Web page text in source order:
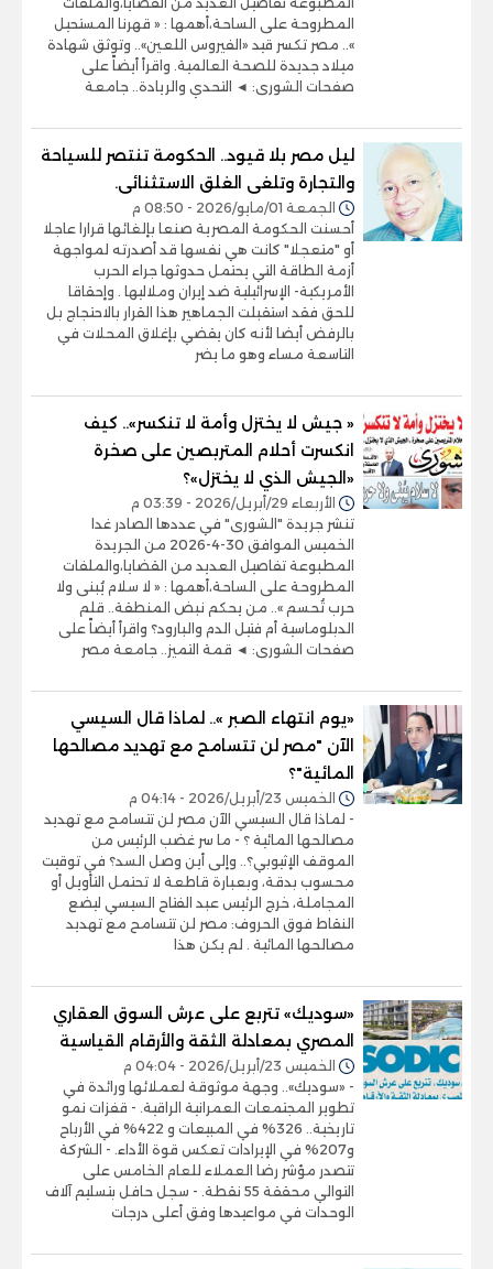
المطروحة على الساحة،أهمها : « قهرنا المستحيل
».. مصر تكسر قيد «الفيروس اللعين».. وتوثق شهادة
ميلاد جديدة للصحة العالمية. واقرأ أيضاً على
صفحات الشورى: ◄ التحدي والريادة.. جامعة
ليل مصر بلا قيود.. الحكومة تنتصر للسياحة
والتجارة وتلغى الغلق الاستثنائى.
الجمعة 01/مايو/2026 - 08:50 م
أحسنت الحكومة المصرية صنعا بإلغائها قرارا عاجلا
أو "متعجلا" كانت هي نفسها قد أصدرته لمواجهة
أزمة الطاقة التي يحتمل حدوثها جراء الحرب
الأمريكية- الإسرائيلية ضد إيران وملاليها . وإحقاقا
للحق فقد استقبلت الجماهير هذا القرار بالاحتجاج بل
بالرفض أيضا لأنه كان يقضي بإغلاق المحلات في
التاسعة مساء وهو ما يضر
« جيش لا يختزل وأمة لا تنكسر».. كيف
انكسرت أحلام المتربصين على صخرة
«الجيش الذي لا يختزل»؟
الأربعاء 29/أبريل/2026 - 03:39 م
تنشر جريدة "الشورى" في عددها الصادر غدا
الخميس الموافق 30-4-2026 من الجريدة
المطبوعة تفاصيل العديد من القضايا،والملفات
المطروحة على الساحة،أهمها : « لا سلام يُبنى ولا
حرب تُحسم ».. من يحكم نبض المنطقة.. قلم
الدبلوماسية أم فتيل الدم والبارود؟ واقرأ أيضاً على
صفحات الشورى: ◄ قمة التميز.. جامعة مصر
«يوم انتهاء الصبر ».. لماذا قال السيسي
الآن "مصر لن تتسامح مع تهديد مصالحها
المائية"؟
الخميس 23/أبريل/2026 - 04:14 م
- لماذا قال السيسي الآن مصر لن تتسامح مع تهديد
مصالحها المائية ؟ - ما سر غضب الرئيس من
الموقف الإثيوبي؟.. وإلى أين وصل السد؟ في توقيت
محسوب بدقة، وبعبارة قاطعة لا تحتمل التأويل أو
المجاملة، خرج الرئيس عبد الفتاح السيسي ليضع
النقاط فوق الحروف: مصر لن تتسامح مع تهديد
مصالحها المائية . لم يكن هذا
«سوديك» تتربع على عرش السوق العقاري
المصري بمعادلة الثقة والأرقام القياسية
الخميس 23/أبريل/2026 - 04:04 م
- «سوديك».. وجهة موثوقة لعملائها ورائدة في
تطوير المجتمعات العمرانية الراقية. - قفزات نمو
تاريخية.. 326% في المبيعات و 422% في الأرباح
و207% في الإيرادات تعكس قوة الأداء. - الشركة
تتصدر مؤشر رضا العملاء للعام الخامس على
التوالي محققة 55 نقطة. - سجل حافل بتسليم آلاف
الوحدات في مواعيدها وفق أعلى درجات